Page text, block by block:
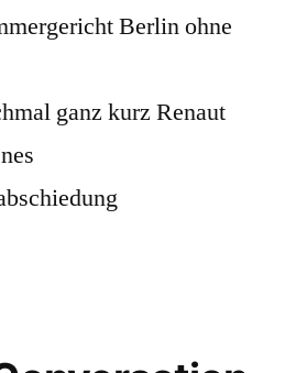
Berlin ohne
ganz kurz Renaut